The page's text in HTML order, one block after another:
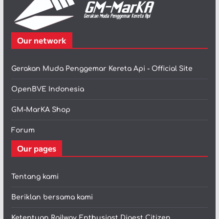
Our network
Gerakan Muda Penggemar Kereta Api - Official Site
OpenBVE Indonesia
GM-MarKA Shop
Forum
Our pages
Tentang kami
Beriklan bersama kami